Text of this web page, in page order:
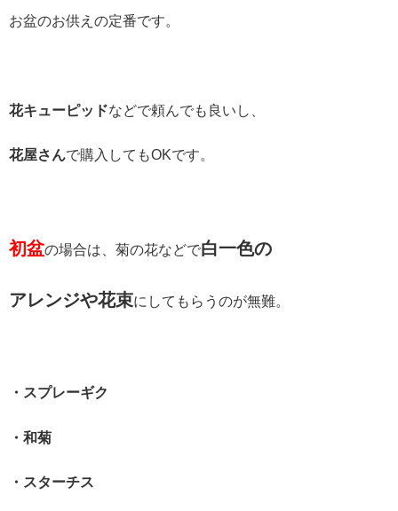
お盆のお供えの定番です。
花キューピッドなどで頼んでも良いし、
花屋さんで購入してもOKです。
初盆の場合は、菊の花などで白一色の
アレンジや花束にしてもらうのが無難。
・スプレーギク
・和菊
・スターチス